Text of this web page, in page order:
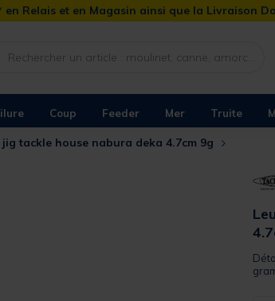
Relais et en Magasin ainsi que la Livraison
Coup Feeder Mer Truite
tackle house nabura deka 4.7cm 9g